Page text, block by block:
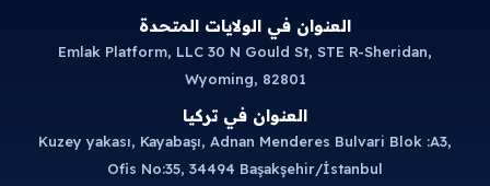
العنوان في الولايات المتحدة
Emlak Platform, LLC 30 N Gould St, STE R-Sheridan,
Wyoming, 82801
العنوان في تركيا
Kuzey yakası, Kayabaşı, Adnan Menderes Bulvari Blok :A3,
Ofis No:35, 34494 Başakşehir/İstanbul